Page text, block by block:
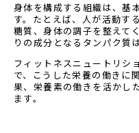
身体を構成する組織は、基
す。たとえば、人が活動す
糖質、身体の調子を整えて
りの成分となるタンパク質
フィットネスニュートリシ
で、こうした栄養の働きに
果、栄養素の働きを活かし
ます。